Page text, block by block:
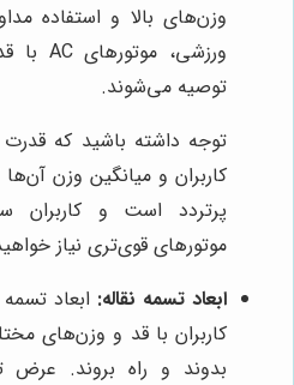
وزن‌های بالا و استفاده
توصیه می‌شوند.
توجه داشته باشید که قدرت
کاربران و میانگین وزن
پرتردد است و کاربران
موتورهای قوی‌تری نیاز
ابعاد تسمه نقاله: ابعاد
کاربران با قد و وزن‌های